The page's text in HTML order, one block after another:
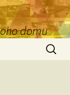
domu